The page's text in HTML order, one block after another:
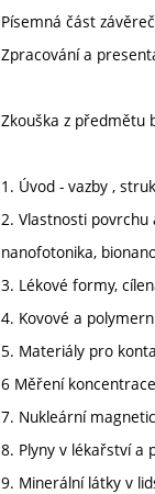
Písemná část
Zpracování a
Zkouška z předmětu
1. Úvod - vazby ,
2. Vlastnosti
nanofotonika,
3. Lékové formy,
4. Kovové a
5. Materiály pro
6 Měření
7. Nukleární
8. Plyny v lékařství a
9. Minerální látky v